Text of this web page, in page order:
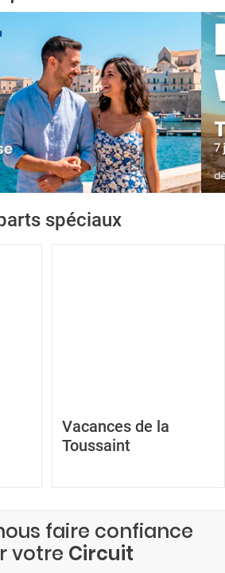
spéciaux
Vacances de la
Toussaint
faire confiance
votre Circuit